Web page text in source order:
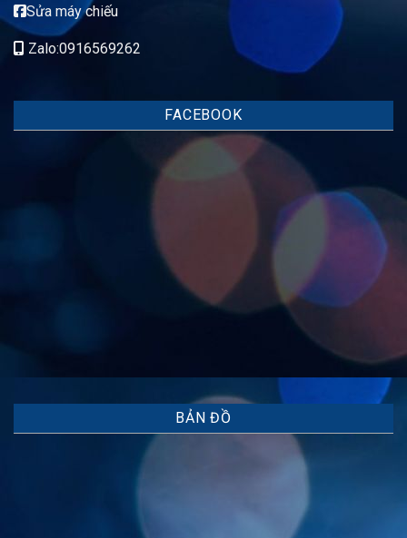
Sửa máy chiếu
Zalo:0916569262
FACEBOOK
BẢN ĐỒ